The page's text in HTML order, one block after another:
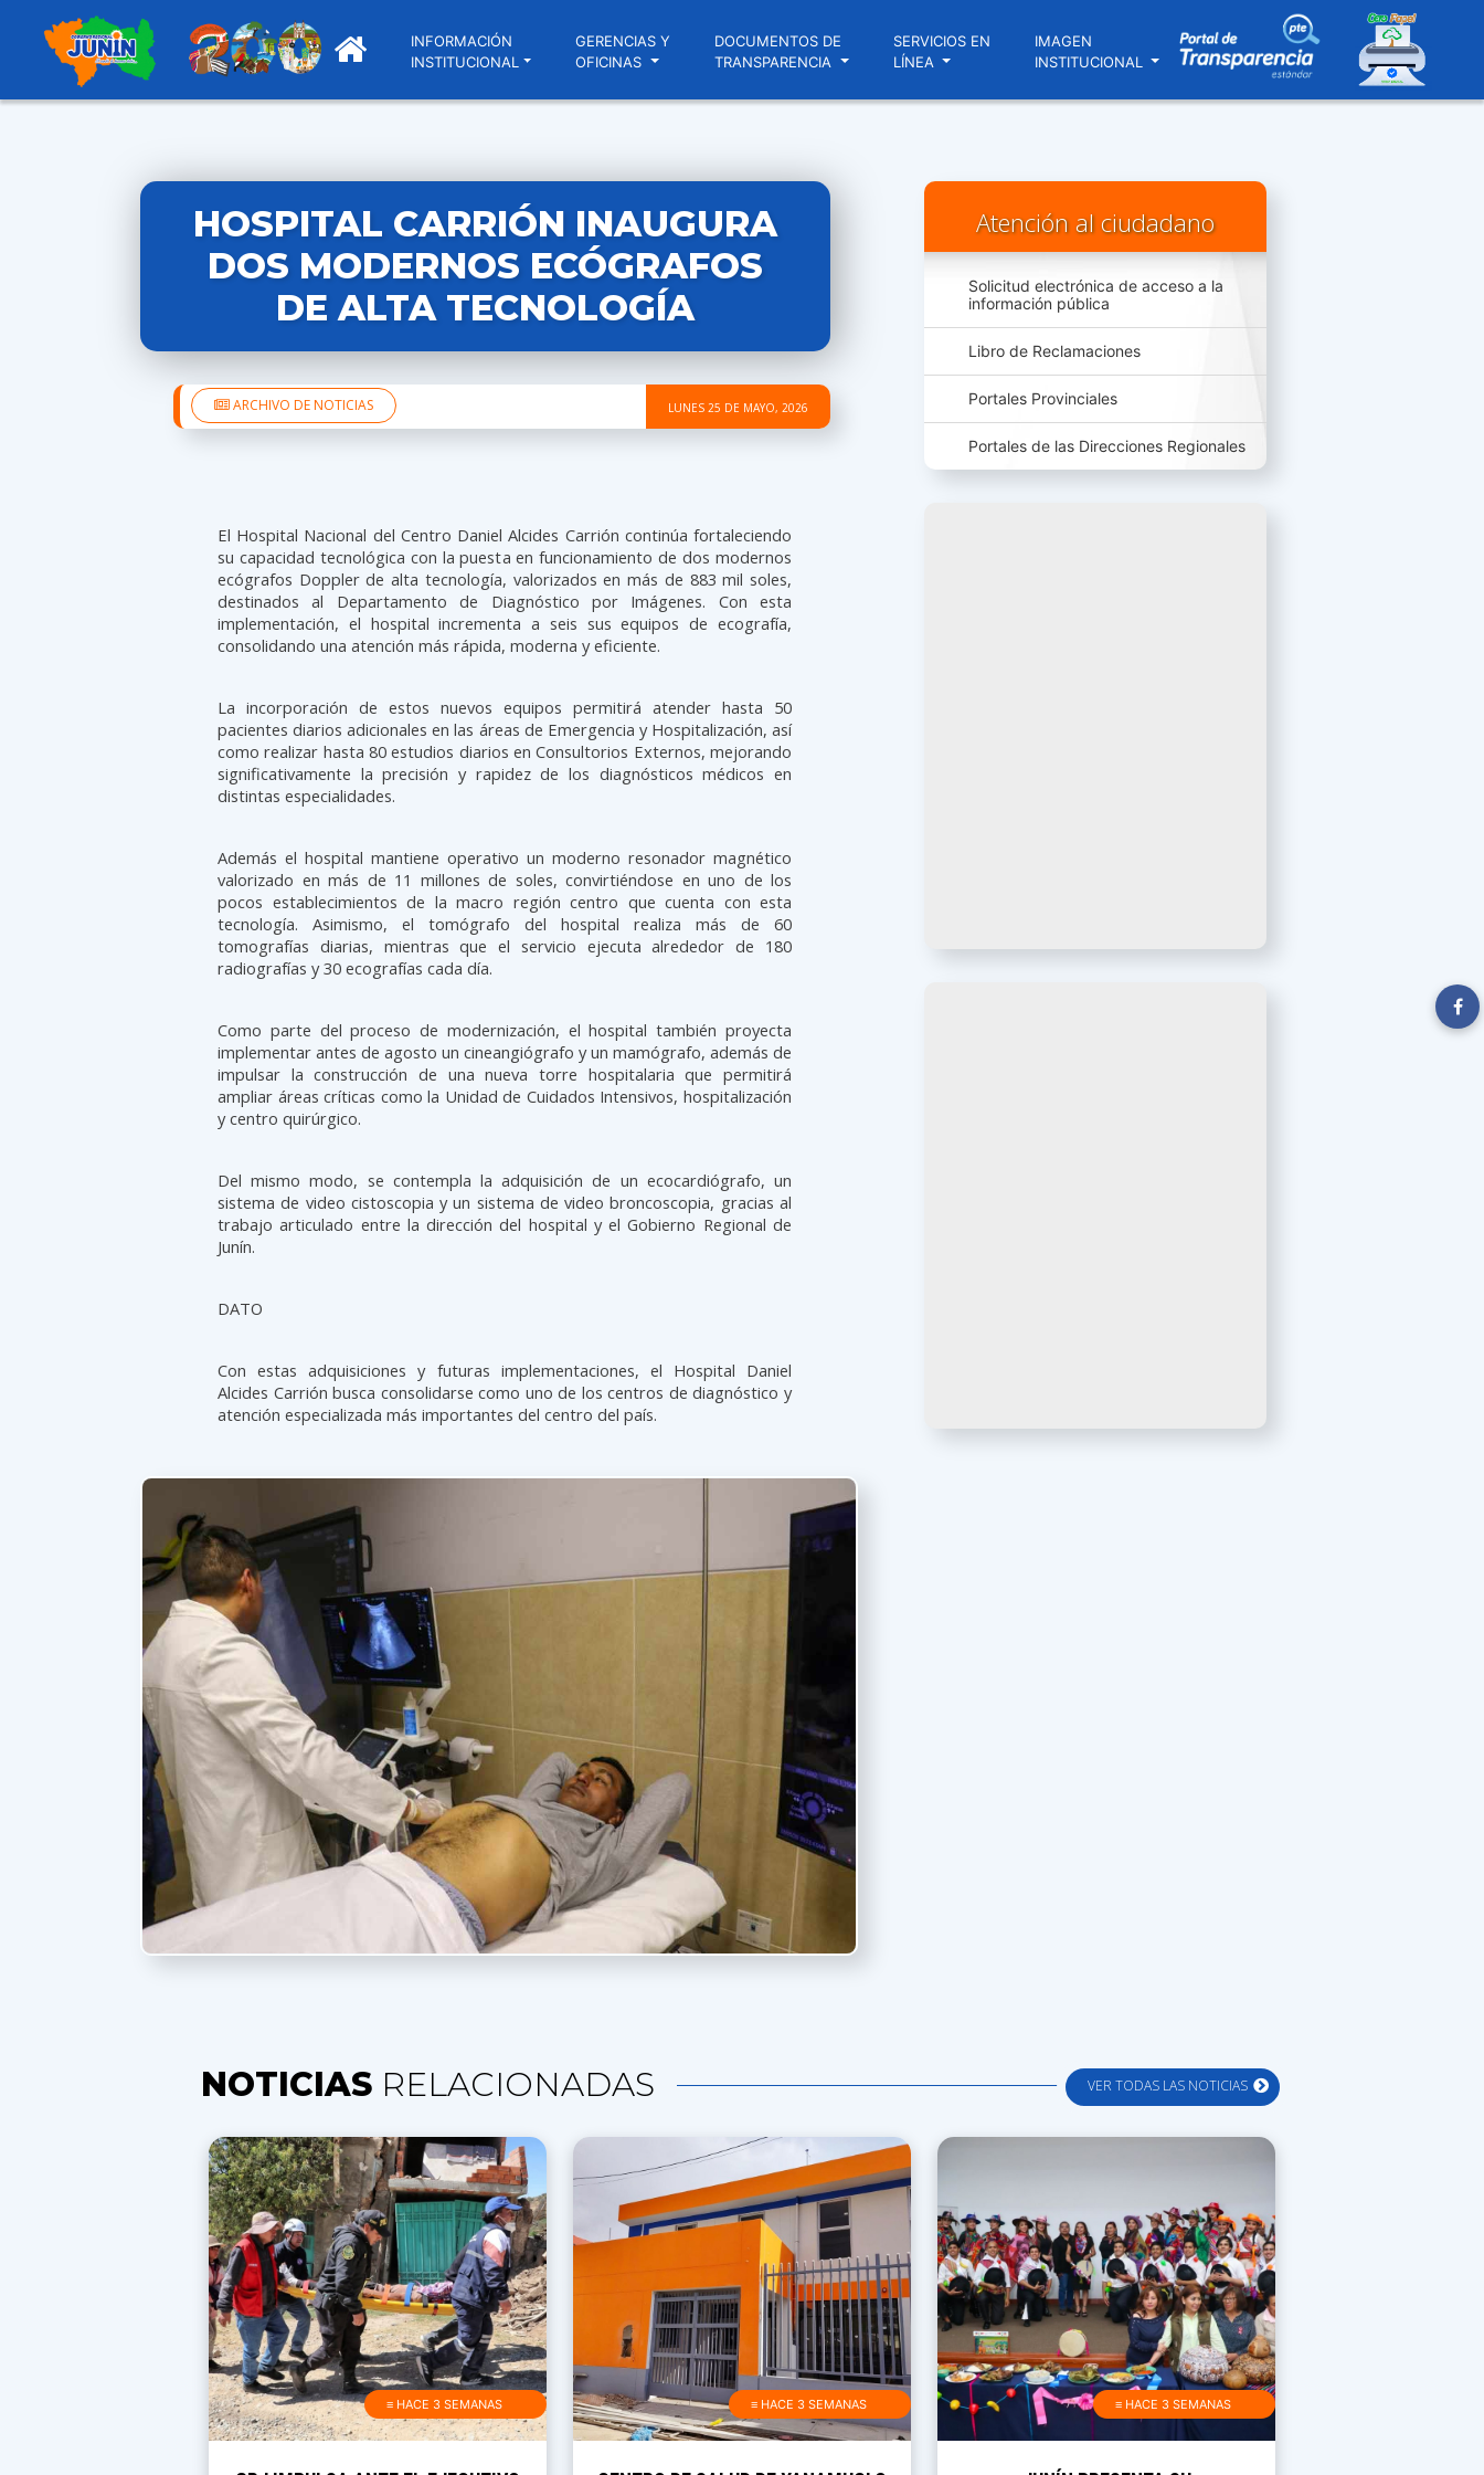
INFORMACIÓN
INSTITUCIONAL
GERENCIAS Y
OFICINAS
DOCUMENTOS DE
TRANSPARENCIA
SERVICIOS EN
LÍNEA
IMAGEN
INSTITUCIONAL
Atención al ciudadano
Solicitud electrónica de acceso a la
información pública
Libro de Reclamaciones
Portales Provinciales
Portales de las Direcciones Regionales
HOSPITAL CARRIÓN INAUGURA
DOS MODERNOS ECÓGRAFOS
DE ALTA TECNOLOGÍA
LUNES 25 DE MAYO, 2026
ARCHIVO DE NOTICIAS
El Hospital Nacional del Centro Daniel Alcides Carrión continúa fortaleciendo
su capacidad tecnológica con la puesta en funcionamiento de dos modernos
ecógrafos Doppler de alta tecnología, valorizados en más de 883 mil soles,
destinados al Departamento de Diagnóstico por Imágenes. Con esta
implementación, el hospital incrementa a seis sus equipos de ecografía,
consolidando una atención más rápida, moderna y eficiente.
La incorporación de estos nuevos equipos permitirá atender hasta 50
pacientes diarios adicionales en las áreas de Emergencia y Hospitalización, así
como realizar hasta 80 estudios diarios en Consultorios Externos, mejorando
significativamente la precisión y rapidez de los diagnósticos médicos en
distintas especialidades.
Además el hospital mantiene operativo un moderno resonador magnético
valorizado en más de 11 millones de soles, convirtiéndose en uno de los
pocos establecimientos de la macro región centro que cuenta con esta
tecnología. Asimismo, el tomógrafo del hospital realiza más de 60
tomografías diarias, mientras que el servicio ejecuta alrededor de 180
radiografías y 30 ecografías cada día.
Como parte del proceso de modernización, el hospital también proyecta
implementar antes de agosto un cineangiógrafo y un mamógrafo, además de
impulsar la construcción de una nueva torre hospitalaria que permitirá
ampliar áreas críticas como la Unidad de Cuidados Intensivos, hospitalización
y centro quirúrgico.
Del mismo modo, se contempla la adquisición de un ecocardiógrafo, un
sistema de video cistoscopia y un sistema de video broncoscopia, gracias al
trabajo articulado entre la dirección del hospital y el Gobierno Regional de
Junín.
DATO
Con estas adquisiciones y futuras implementaciones, el Hospital Daniel
Alcides Carrión busca consolidarse como uno de los centros de diagnóstico y
atención especializada más importantes del centro del país.
VER TODAS LAS NOTICIAS
NOTICIAS RELACIONADAS
≡ HACE 3 SEMANAS ≡ HACE 3 SEMANAS ≡ HACE 3 SEMANAS